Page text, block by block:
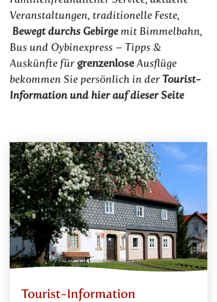
Veranstaltungen, traditionelle Feste,
Bewegt durchs Gebirgemit Bimmelbahn,
Bus und Oybinexpress – Tipps &
Auskünfte für grenzenloseAusflüge
bekommen Sie persönlich in der Tourist-
Information und hier auf dieser Seite
Tourist-Information